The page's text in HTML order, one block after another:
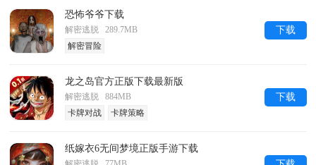
恐怖爷爷下载
解密逃脱 289.7MB
解密冒险
下载
龙之岛官方正版下载最新版
解密逃脱 884MB
卡牌对战
卡牌策略
下载
纸嫁衣6无间梦境正版手游下载